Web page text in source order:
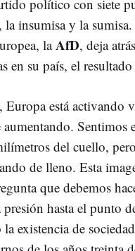
político con siete
la insumisa y la
laAfD, deja
en su país, el
Europa está activando
aumentando.
del cuello,
de lleno. Esta
que debemos
presión hasta el punto
la existencia de